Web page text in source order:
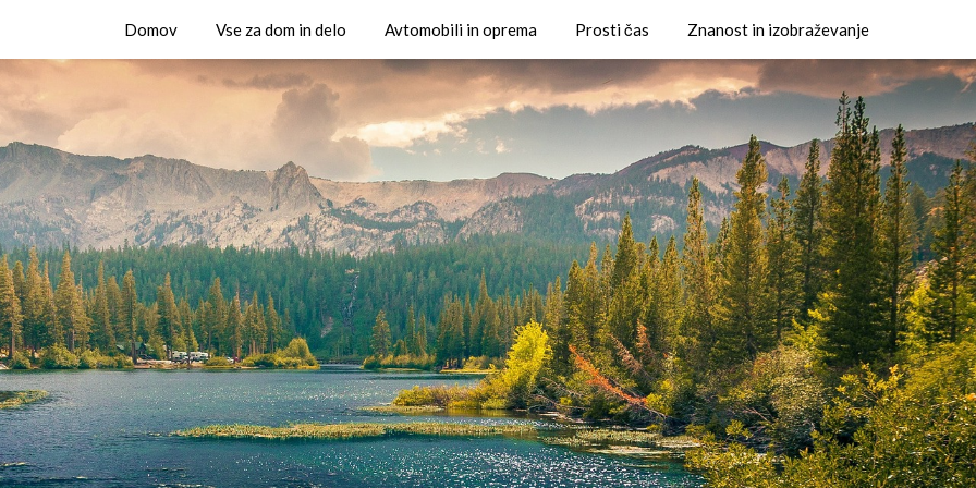
Domov Vse za dom in delo Avtomobili in oprema Prosti čas Znanost in izobraževanje